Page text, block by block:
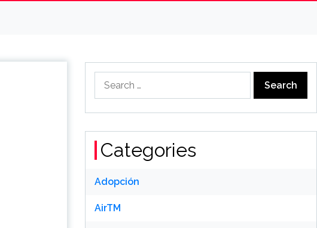
for:
Categories
Adopción
AirTM